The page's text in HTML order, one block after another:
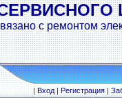
с ремонтом
|Вход|Регистрация|